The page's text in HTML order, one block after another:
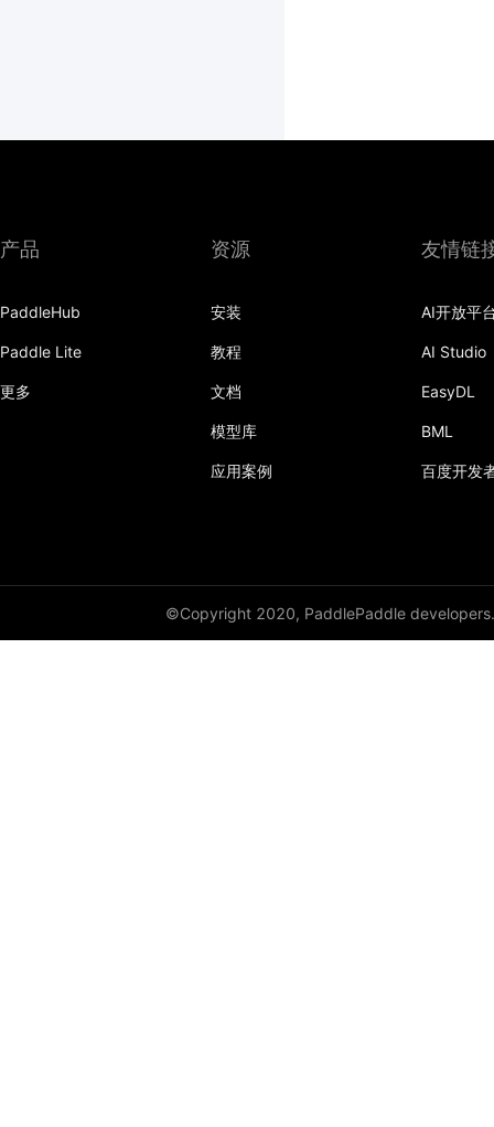
产品
PaddleHub
Paddle Lite
更多
资源
安装
教程
文档
模型库
应用案例
友情链
AI开放平
AI Studio
EasyDL
BML
百度开发
©Copyright 2020, PaddlePaddle developers.